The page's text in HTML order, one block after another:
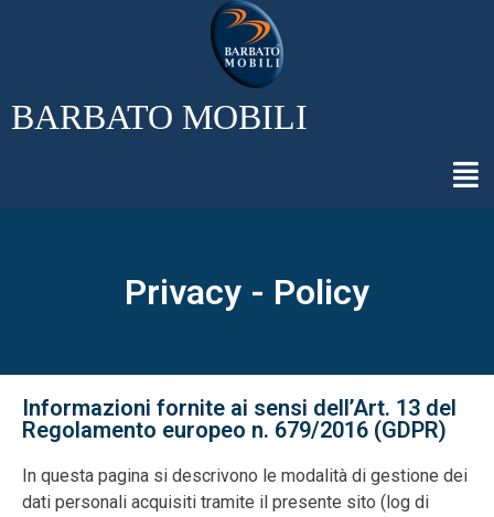
BARBATO MOBILI
Privacy - Policy
Informazioni fornite ai sensi dell’Art. 13 del
Regolamento europeo n. 679/2016 (GDPR)
In questa pagina si descrivono le modalità di gestione dei
dati personali acquisiti tramite il presente sito (log di